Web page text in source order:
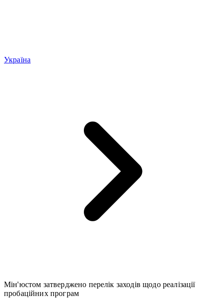
Україна
Мін'юстом затверджено перелік заходів щодо реалізації
пробаційних програм